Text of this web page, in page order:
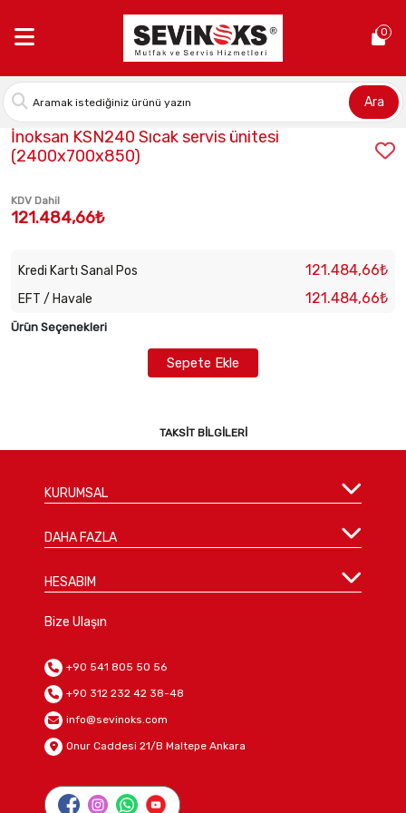
0
Ara
Stok Kodu:INO-KSN240
İnoksan KSN240 Sıcak servis ünitesi
(2400x700x850)
KDV Dahil
121.484,66₺
Kredi Kartı Sanal Pos 121.484,66₺
EFT / Havale 121.484,66₺
Ürün Seçenekleri
Sepete Ekle
TAKSIT BILGILERI
KURUMSAL
DAHA FAZLA
HESABIM
Bize Ulaşın
+90 541 805 50 56
+90 312 232 42 38-48
info@sevinoks.com
Onur Caddesi 21/B Maltepe Ankara